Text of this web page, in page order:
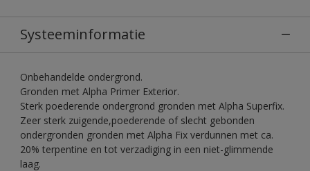
Systeeminformatie
Onbehandelde ondergrond.
Gronden met Alpha Primer Exterior.
Sterk poederende ondergrond gronden met Alpha Superfix.
Zeer sterk zuigende,poederende of slecht gebonden
ondergronden gronden met Alpha Fix verdunnen met ca.
20% terpentine en tot verzadiging in een niet-glimmende
laag.